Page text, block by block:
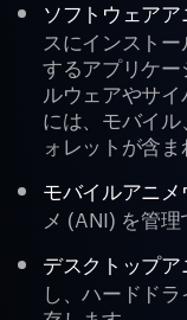
ソフトウェアア
スにインスト
するアプリケ
ルウェアやサ
には、モバイ
ォレットが含ま
モバイルアニメ
メ (ANI) を管理
デスクトップア
し、ハードド